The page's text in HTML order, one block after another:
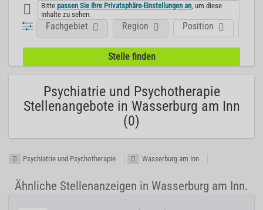
Bittepassen Sie Ihre Privatsphäre-Einstellungen an , um diese
Inhalte zu sehen.
Position
Fachgebiet Region
Psychiatrie und Psychotherapie
Stellenangebote in Wasserburg am Inn
(0)
Psychiatrie und Psychotherapie Wasserburg am Inn
Ähnliche Stellenanzeigen in Wasserburg am Inn.